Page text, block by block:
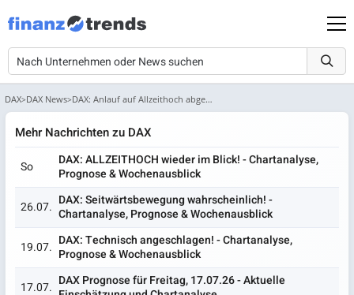
DAX DAX News DAX: Anlauf auf Allzeithoch abgesagt – Chartanalyse, Prognose &a...
Mehr Nachrichten zu DAX
So
DAX: ALLZEITHOCH wieder im Blick! - Chartanalyse,
Prognose & Wochenausblick
26.07. DAX: Seitwärtsbewegung wahrscheinlich! -
Chartanalyse, Prognose & Wochenausblick
19.07. DAX: Technisch angeschlagen! - Chartanalyse,
Prognose & Wochenausblick
17.07. DAX Prognose für Freitag, 17.07.26 - Aktuelle